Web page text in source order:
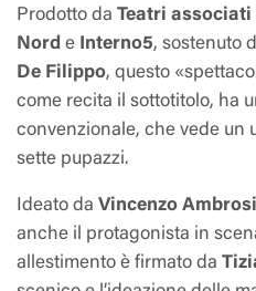
Prodotto da Teatri
Nord e Interno5, sostenuto
De Filippo, questo
come recita il sottotitolo, ha
convenzionale, che vede un
sette pupazzi.
Ideato da Vincenzo
anche il protagonista in
allestimento è firmato da